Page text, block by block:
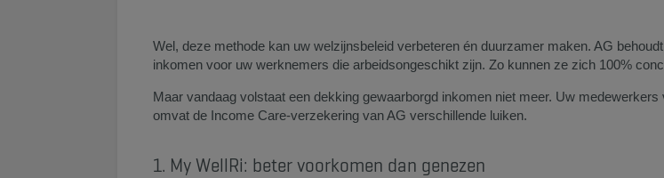
Wel, deze methode kan uw welzijnsbeleid verbeteren én duurzamer maken. AG
inkomen voor uw werknemers die arbeidsongeschikt zijn. Zo kunnen ze zich 100%
Maar vandaag volstaat een dekking gewaarborgd inkomen niet meer. Uw
omvat de Income Care-verzekering van AG verschillende luiken.
​1. My WellRi: beter voorkomen dan genezen